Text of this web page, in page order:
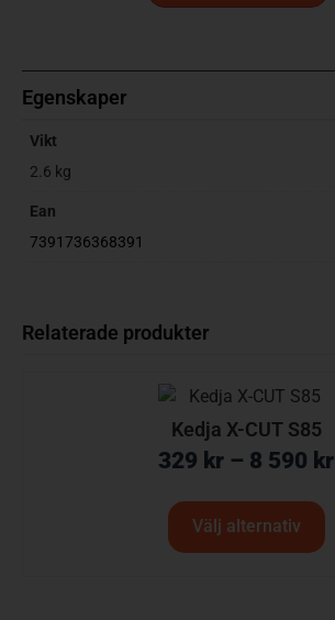
Egenskaper
Vikt
2.6 kg
Ean
7391736368391
Relaterade produkter
Kedja X-CUT S85
329 kr – 8 590 kr
Välj alternativ